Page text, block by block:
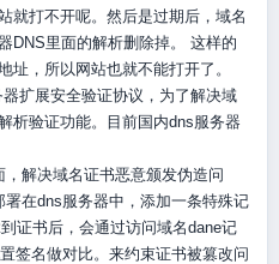
就打不开呢。然后是过期后，域名
DNS里面的解析删除掉。 这样的
址，所以网站也就不能打开了。
扩展安全验证协议，为了解决域
析验证功能。目前国内dns服务器
解决域名证书恶意颁发伪造问
在dns服务器中，添加一条特殊记
证书后，会通过访问域名dane记
签名做对比。来约束证书被篡改问